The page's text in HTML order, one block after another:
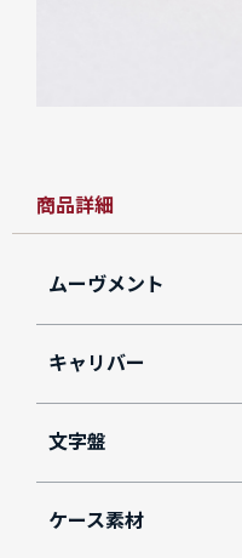
商品詳細
ムーヴメント
キャリバー
文字盤
ケース素材